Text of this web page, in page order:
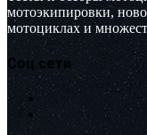
мотоэкипировки,
мотоциклах и
Соц.сети